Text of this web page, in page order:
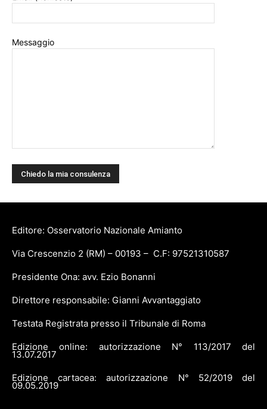
Messaggio
Editore: Osservatorio Nazionale Amianto
Via Crescenzio 2 (RM) – 00193 – C.F: 97521310587
Presidente Ona: avv. Ezio Bonanni
Direttore responsabile: Gianni Avvantaggiato
Testata Registrata presso il Tribunale di Roma
Edizione online: autorizzazione N° 113/2017 del
13.07.2017
Edizione cartacea: autorizzazione N° 52/2019 del
09.05.2019